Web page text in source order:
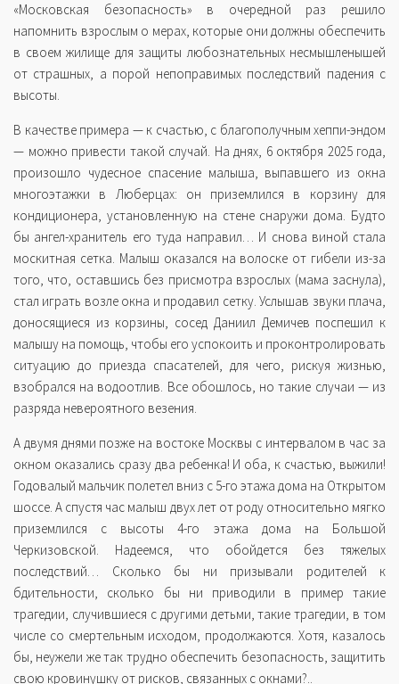
«Московская безопасность» в очередной раз решило
напомнить взрослым о мерах, которые они должны обеспечить
в своем жилище для защиты любознательных несмышленышей
от страшных, а порой непоправимых последствий падения с
высоты.
В качестве примера — к счастью, с благополучным хеппи-эндом
— можно привести такой случай. На днях, 6 октября 2025 года,
произошло чудесное спасение малыша, выпавшего из окна
многоэтажки в Люберцах: он приземлился в корзину для
кондиционера, установленную на стене снаружи дома. Будто
бы ангел-хранитель его туда направил… И снова виной стала
москитная сетка. Малыш оказался на волоске от гибели из-за
того, что, оставшись без присмотра взрослых (мама заснула),
стал играть возле окна и продавил сетку. Услышав звуки плача,
доносящиеся из корзины, сосед Даниил Демичев поспешил к
малышу на помощь, чтобы его успокоить и проконтролировать
ситуацию до приезда спасателей, для чего, рискуя жизнью,
взобрался на водоотлив. Все обошлось, но такие случаи — из
разряда невероятного везения.
А двумя днями позже на востоке Москвы с интервалом в час за
окном оказались сразу два ребенка! И оба, к счастью, выжили!
Годовалый мальчик полетел вниз с 5-го этажа дома на Открытом
шоссе. А спустя час малыш двух лет от роду относительно мягко
приземлился с высоты 4-го этажа дома на Большой
Черкизовской. Надеемся, что обойдется без тяжелых
последствий… Сколько бы ни призывали родителей к
бдительности, сколько бы ни приводили в пример такие
трагедии, случившиеся с другими детьми, такие трагедии, в том
числе со смертельным исходом, продолжаются. Хотя, казалось
бы, неужели же так трудно обеспечить безопасность, защитить
свою кровинушку от рисков, связанных с окнами?..